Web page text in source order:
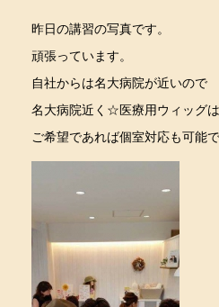
昨日の講習の写真です。
頑張っています。
自社からは名大病院が近いので
名大病院近く☆医療用ウィッグ
ご希望であれば個室対応も可能